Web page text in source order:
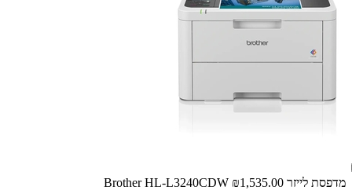
מדפסת ‏לייזר ‏Brother HL-L3240CDW ₪1,535.00